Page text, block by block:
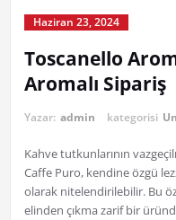
Haziran 23, 2024
Toscanello
Aromalı Sipariş
Yazar: admin kategorisi
Kahve tutkunlarının
Caffe Puro, kendine özgü
olarak nitelendirilebilir. Bu
elinden çıkma zarif bir